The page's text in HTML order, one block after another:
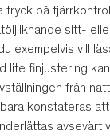
tryck på
sitt-
exempelvis vill
lite finjustering
från
konstateras
avsevärt